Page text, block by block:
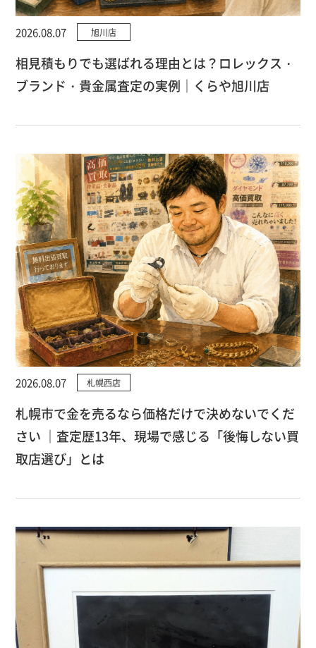
2026.08.07 旭川店
相見積もりでも選ばれる理由とは？ロレックス・
ブランド・貴金属査定の実例｜くらや旭川店
2026.08.07 札幌西店
札幌市で金を売るなら価格だけで決めないでくだ
さい ｜査定歴13年、現場で感じる「後悔しない買
取店選び」とは